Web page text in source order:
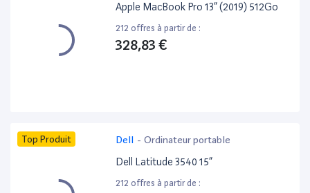
Apple MacBook Pro 13” (2019) 512Go
212 offres à partir de :
328,83 €
Top Produit Dell - Ordinateur portable
Dell Latitude 3540 15”
212 offres à partir de :